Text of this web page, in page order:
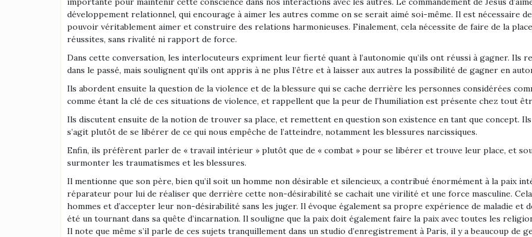
développement relationnel, qui encourage à aimer les autres comme on se serait aimé soi-même. Il est nécessaire
pouvoir véritablement aimer et construire des relations harmonieuses. Finalement, cela nécessite de faire de la
réussites, sans rivalité ni rapport de force.
Dans cette conversation, les interlocuteurs expriment leur fierté quant à l’autonomie qu’ils ont réussi à gagner. Ils
dans le passé, mais soulignent qu’ils ont appris à ne plus l’être et à laisser aux autres la possibilité de gagner en
Ils abordent ensuite la question de la violence et de la blessure qui se cache derrière les personnes considérées
comme étant la clé de ces situations de violence, et rappellent que la peur de l’humiliation est présente chez tout
Ils discutent ensuite de la notion de trouver sa place, et remettent en question son existence en tant que concept.
s’agit plutôt de se libérer de ce qui nous empêche de l’atteindre, notamment les blessures narcissiques.
Enfin, ils préfèrent parler de « travail intérieur » plutôt que de « combat » pour se libérer et trouve leur place, et
surmonter les traumatismes et les blessures.
Il mentionne que son père, bien qu’il soit un homme non désirable et silencieux, a contribué énormément à la paix
réparateur pour lui de réaliser que derrière cette non-désirabilité se cachait une virilité et une force masculine.
hommes et d’accepter leur non-désirabilité sans les juger. Il évoque également sa propre expérience de maladie et
été un tournant dans sa quête d’incarnation. Il souligne que la paix doit également faire la paix avec toutes les
Il note que même s’il parle de ces sujets tranquillement dans un studio d’enregistrement à Paris, il y a beaucoup de